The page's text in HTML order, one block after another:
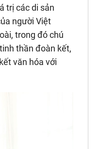
trị các di sản
người Việt
trong đó chú
thần đoàn kết,
văn hóa với